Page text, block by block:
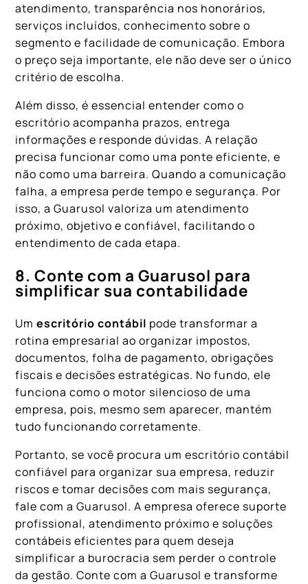
atendimento, transparência nos honorários,
serviços incluídos, conhecimento sobre o
segmento e facilidade de comunicação. Embora
o preço seja importante, ele não deve ser o único
critério de escolha.
Além disso, é essencial entender como o
escritório acompanha prazos, entrega
informações e responde dúvidas. A relação
precisa funcionar como uma ponte eficiente, e
não como uma barreira. Quando a comunicação
falha, a empresa perde tempo e segurança. Por
isso, a Guarusol valoriza um atendimento
próximo, objetivo e confiável, facilitando o
entendimento de cada etapa.
8. Conte com a Guarusol para
simplificar sua contabilidade
Umescritório contábil pode transformar a
rotina empresarial ao organizar impostos,
documentos, folha de pagamento, obrigações
fiscais e decisões estratégicas. No fundo, ele
funciona como o motor silencioso de uma
empresa, pois, mesmo sem aparecer, mantém
tudo funcionando corretamente.
Portanto, se você procura um escritório contábil
confiável para organizar sua empresa, reduzir
riscos e tomar decisões com mais segurança,
fale com a Guarusol. A empresa oferece suporte
profissional, atendimento próximo e soluções
contábeis eficientes para quem deseja
simplificar a burocracia sem perder o controle
da gestão. Conte com a Guarusol e transforme